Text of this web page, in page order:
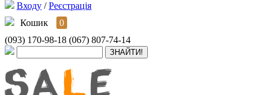
Входу / Реєстрація
Кошик
0
(093) 170-98-18 (067) 807-74-14